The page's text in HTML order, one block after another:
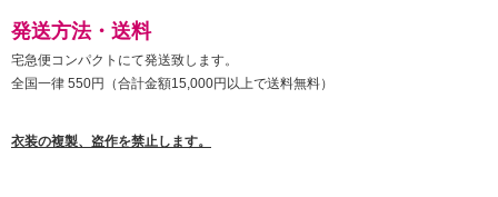
発送方法・送料
宅急便コンパクトにて発送致します。
全国一律 550円（合計金額15,000円以上で送料無料）
衣装の複製、盗作を禁止します。